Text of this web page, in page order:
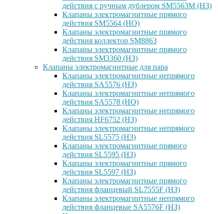
действия с ручным дублером SM5563M (НЗ)
Клапаны электромагнитные прямого
действия SM5564 (НО)
Клапаны электромагнитные прямого
дейcтвия коллектор SM8863
Клапаны электромагнитные прямого
действия SM3360 (НЗ)
Клапаны электромагнитные для пара
Клапаны электромагнитные непрямого
действия SA5576 (НЗ)
Клапаны электромагнитные непрямого
действия SA5578 (НО)
Клапаны электромагнитные непрямого
действия HF6752 (НЗ)
Клапаны электромагнитные непрямого
действия SL5575 (НЗ)
Клапаны электромагнитные прямого
действия SL5595 (НЗ)
Клапаны электромагнитные прямого
действия SL5597 (НЗ)
Клапаны электромагнитные прямого
действия фланцевый SL7555F (НЗ)
Клапаны электромагнитные непрямого
действия фланцевые SA5576F (НЗ)